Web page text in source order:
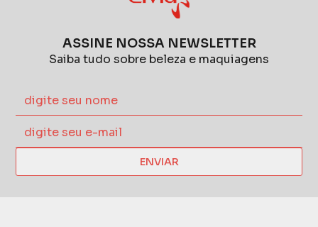
ASSINE NOSSA NEWSLETTER
Saiba tudo sobre beleza e maquiagens
ENVIAR